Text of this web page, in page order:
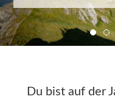
Du bist auf der